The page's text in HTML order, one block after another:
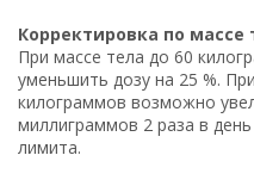
Корректировка по массе
При массе тела до 60
уменьшить дозу на 25 %.
килограммов возможно
миллиграммов 2 раза в
лимита.